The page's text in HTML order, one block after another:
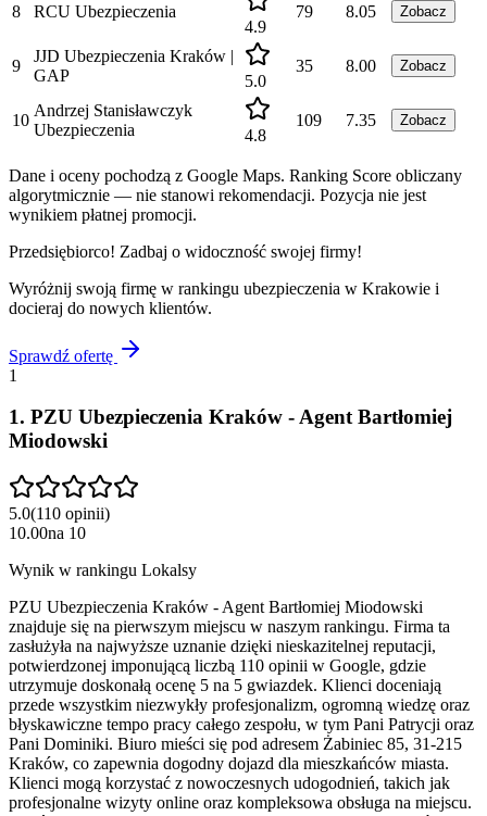
8
RCU Ubezpieczenia
4.9
79 8.05 Zobacz
9
JJD Ubezpieczenia Kraków |
GAP
5.0
35 8.00 Zobacz
10
Andrzej Stanisławczyk
Ubezpieczenia
4.8
109 7.35 Zobacz
Dane i oceny pochodzą z Google Maps. Ranking Score obliczany
algorytmicznie — nie stanowi rekomendacji. Pozycja nie jest
wynikiem płatnej promocji.
Przedsiębiorco! Zadbaj o widoczność swojej firmy!
Wyróżnij swoją firmę w rankingu ubezpieczenia w Krakowie i
docieraj do nowych klientów.
Sprawdź ofertę
1
1. PZU Ubezpieczenia Kraków - Agent Bartłomiej
Miodowski
5.0(110 opinii)
10.00na 10
Wynik w rankingu Lokalsy
PZU Ubezpieczenia Kraków - Agent Bartłomiej Miodowski
znajduje się na pierwszym miejscu w naszym rankingu. Firma ta
zasłużyła na najwyższe uznanie dzięki nieskazitelnej reputacji,
potwierdzonej imponującą liczbą 110 opinii w Google, gdzie
utrzymuje doskonałą ocenę 5 na 5 gwiazdek. Klienci doceniają
przede wszystkim niezwykły profesjonalizm, ogromną wiedzę oraz
błyskawiczne tempo pracy całego zespołu, w tym Pani Patrycji oraz
Pani Dominiki. Biuro mieści się pod adresem Żabiniec 85, 31-215
Kraków, co zapewnia dogodny dojazd dla mieszkańców miasta.
Klienci mogą korzystać z nowoczesnych udogodnień, takich jak
profesjonalne wizyty online oraz kompleksowa obsługa na miejscu.